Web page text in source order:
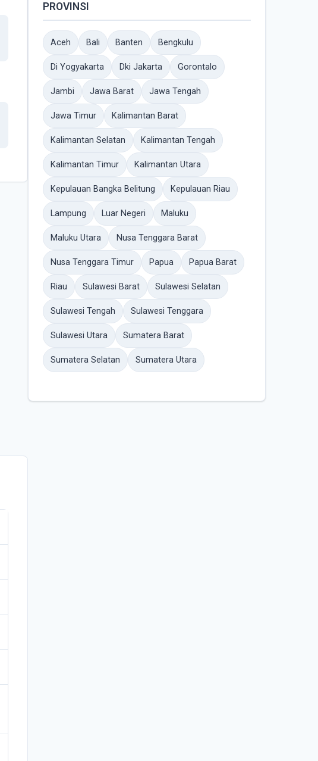
PROVINSI
Aceh Bali Banten Bengkulu
Di Yogyakarta Dki Jakarta Gorontalo
Jambi Jawa Barat Jawa Tengah
Jawa Timur Kalimantan Barat
Kalimantan Selatan Kalimantan Tengah
Kalimantan Timur Kalimantan Utara
Kepulauan Bangka Belitung Kepulauan Riau
Lampung Luar Negeri Maluku
Maluku Utara Nusa Tenggara Barat
Nusa Tenggara Timur Papua Papua Barat
Riau Sulawesi Barat Sulawesi Selatan
Sulawesi Tengah Sulawesi Tenggara
Sulawesi Utara Sumatera Barat
Sumatera Selatan Sumatera Utara